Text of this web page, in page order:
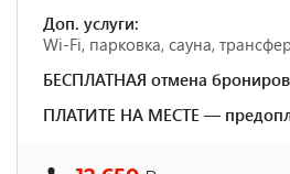
Доп. услуги:
Wi-Fi, парковка, сауна, трансфер
БЕСПЛАТНАЯ отмена
ПЛАТИТЕ НА МЕСТЕ —